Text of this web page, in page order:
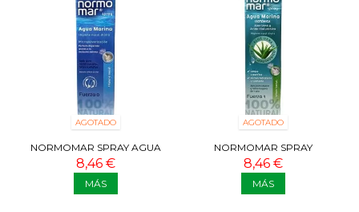
AGOTADO
NORMOMAR SPRAY AGUA
MARINA 100 ML
8,46 €
MÁS
AGOTADO
NORMOMAR SPRAY
ISOTONICO CON ALOE VERA Y
ÁCIDO...
8,46 €
MÁS